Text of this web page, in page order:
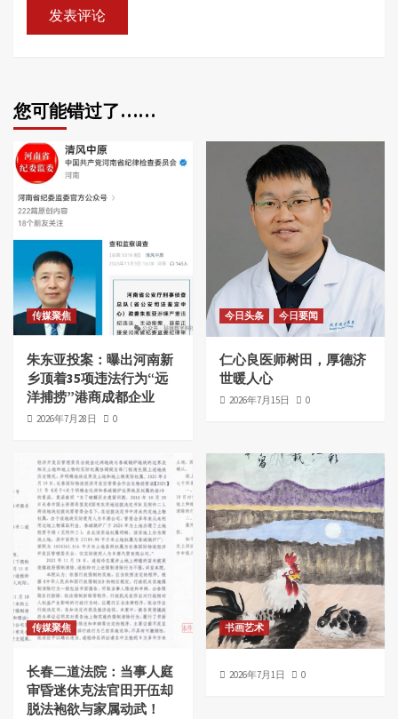
您可能错过了……
传媒聚焦
朱东亚投案：曝出河南新
乡顶着35项违法行为“远
洋捕捞”港商成都企业
2026年7月28日 0
今日头条 今日要闻
仁心良医师树田，厚德济
世暖人心
2026年7月15日 0
传媒聚焦
长春二道法院：当事人庭
审昏迷休克法官田开伍却
脱法袍欲与家属动武！
书画艺术
2026年7月1日 0